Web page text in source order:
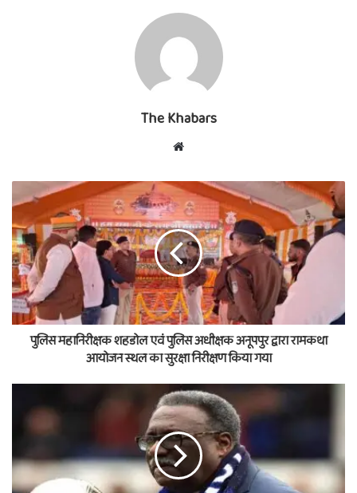
The Khabars
Website
पुलिस महानिरीक्षक शहडोल एवं पुलिस अधीक्षक अनूपपुर द्वारा रामकथा
आयोजन स्थल का सुरक्षा निरीक्षण किया गया